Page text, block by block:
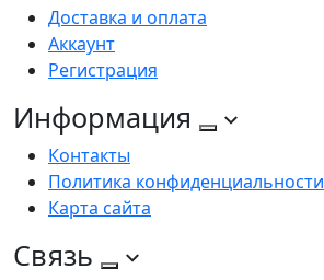
Доставка и оплата
Аккаунт
Регистрация
Информация
Контакты
Политика конфиденциальности
Карта сайта
Связь